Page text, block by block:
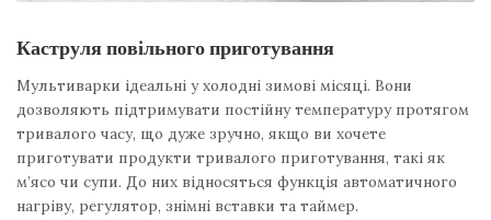
Каструля повільного приготування
Мультиварки ідеальні у холодні зимові місяці. Вони
дозволяють підтримувати постійну температуру протягом
тривалого часу, що дуже зручно, якщо ви хочете
приготувати продукти тривалого приготування, такі як
м’ясо чи супи. До них відносяться функція автоматичного
нагріву, регулятор, знімні вставки та таймер.